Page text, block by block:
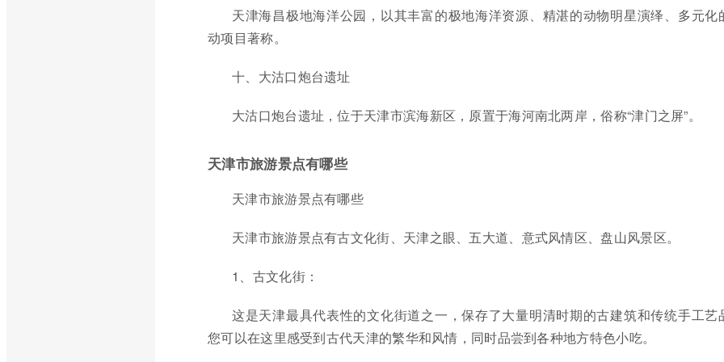
天津海昌极地海洋公园，以其丰富的极地海洋资源、精湛的动物明星演绎、多元化
动项目著称。
十、大沽口炮台遗址
大沽口炮台遗址，位于天津市滨海新区，原置于海河南北两岸，俗称“津门之屏”。
天津市旅游景点有哪些
天津市旅游景点有哪些
天津市旅游景点有古文化街、天津之眼、五大道、意式风情区、盘山风景区。
1、古文化街：
这是天津最具代表性的文化街道之一，保存了大量明清时期的古建筑和传统手工艺
您可以在这里感受到古代天津的繁华和风情，同时品尝到各种地方特色小吃。